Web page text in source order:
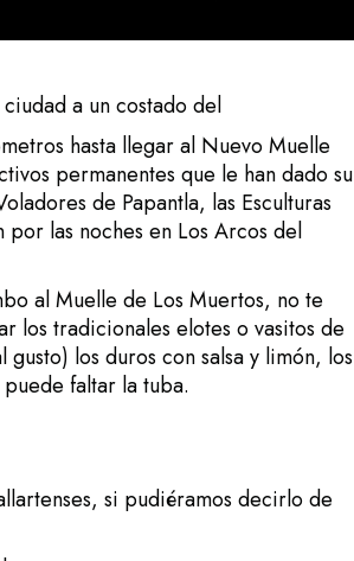
a un costado del
hasta llegar al Nuevo Muelle
permanentes que le han dado su
de Papantla, las Esculturas
las noches en Los Arcos del
al Muelle de Los Muertos, no te
los tradicionales elotes o vasitos de
los duros con salsa y limón, los
faltar la tuba.
si pudiéramos decirlo de